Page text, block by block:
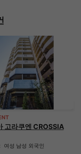
고라쿠엔 CROSSIA
여성 남성 외국인